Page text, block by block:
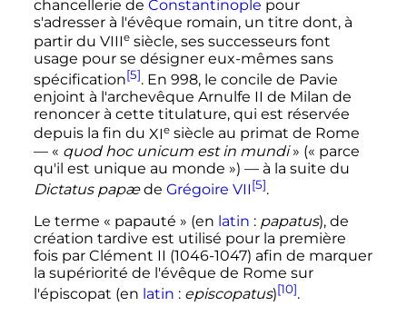
chancellerie de Constantinople pour
s'adresser à l'évêque romain, un titre dont, à
partir du VIIIe siècle, ses successeurs font
usage pour se désigner eux-mêmes sans
spécification[5]. En 998, le concile de Pavie
enjoint à l'archevêque Arnulfe II de Milan de
renoncer à cette titulature, qui est réservée
depuis la fin du XIe siècle au primat de Rome
— « quod hoc unicum est in mundi » (« parce
qu'il est unique au monde ») — à la suite du
Dictatus papæde Grégoire VII[5].
Le terme « papauté » (en latin : papatus), de
création tardive est utilisé pour la première
fois par Clément II (1046-1047) afin de marquer
la supériorité de l'évêque de Rome sur
l'épiscopat (en latin : episcopatus)[10].